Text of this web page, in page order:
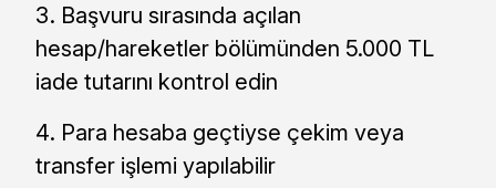
Başvuru sırasında açılan
hesap/hareketler bölümünden 5.000 TL
iade tutarını kontrol edin
Para hesaba geçtiyse çekim veya
transfer işlemi yapılabilir